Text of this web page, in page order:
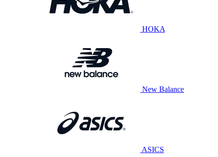
HOKA
New Balance
ASICS